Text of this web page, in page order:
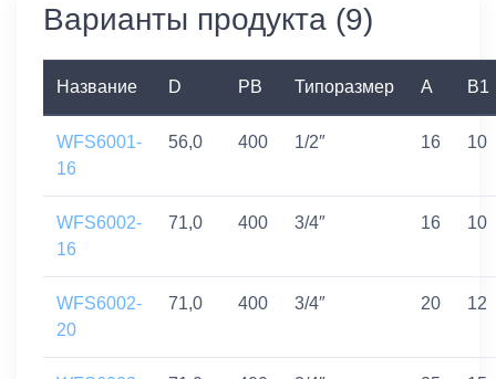
Варианты продукта (9)
Название D PB Типоразмер A B1
WFS6001-
16
56,0 400 1/2″ 16 10
WFS6002-
16
71,0 400 3/4″ 16 10
WFS6002-
20
71,0 400 3/4″ 20 12